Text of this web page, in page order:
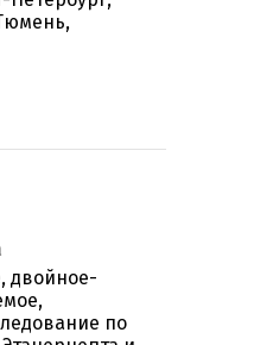
двойное-
по